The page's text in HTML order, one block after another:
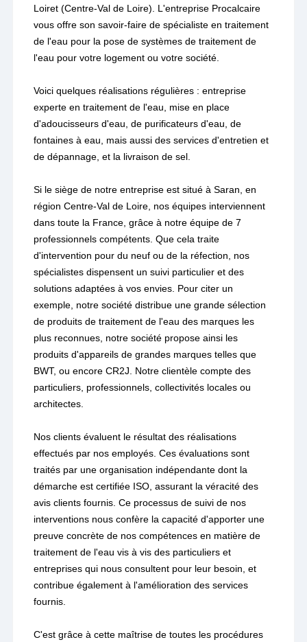
Loiret (Centre-Val de Loire). L'entreprise Procalcaire
vous offre son savoir-faire de spécialiste en traitement
de l'eau pour la pose de systèmes de traitement de
l'eau pour votre logement ou votre société.
Voici quelques réalisations régulières : entreprise
experte en traitement de l'eau, mise en place
d'adoucisseurs d'eau, de purificateurs d'eau, de
fontaines à eau, mais aussi des services d'entretien et
de dépannage, et la livraison de sel.
Si le siège de notre entreprise est situé à Saran, en
région Centre-Val de Loire, nos équipes interviennent
dans toute la France, grâce à notre équipe de 7
professionnels compétents. Que cela traite
d'intervention pour du neuf ou de la réfection, nos
spécialistes dispensent un suivi particulier et des
solutions adaptées à vos envies. Pour citer un
exemple, notre société distribue une grande sélection
de produits de traitement de l'eau des marques les
plus reconnues, notre société propose ainsi les
produits d'appareils de grandes marques telles que
BWT, ou encore CR2J. Notre clientèle compte des
particuliers, professionnels, collectivités locales ou
architectes.
Nos clients évaluent le résultat des réalisations
effectués par nos employés. Ces évaluations sont
traités par une organisation indépendante dont la
démarche est certifiée ISO, assurant la véracité des
avis clients fournis. Ce processus de suivi de nos
interventions nous confère la capacité d'apporter une
preuve concrète de nos compétences en matière de
traitement de l'eau vis à vis des particuliers et
entreprises qui nous consultent pour leur besoin, et
contribue également à l'amélioration des services
fournis.
C'est grâce à cette maîtrise de toutes les procédures